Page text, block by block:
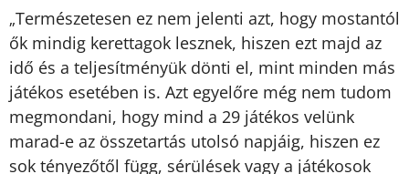
„Természetesen ez nem jelenti azt, hogy mostantól
ők mindig kerettagok lesznek, hiszen ezt majd az
idő és a teljesítményük dönti el, mint minden más
játékos esetében is. Azt egyelőre még nem tudom
megmondani, hogy mind a 29 játékos velünk
marad-e az összetartás utolsó napjáig, hiszen ez
sok tényezőtől függ, sérülések vagy a játékosok